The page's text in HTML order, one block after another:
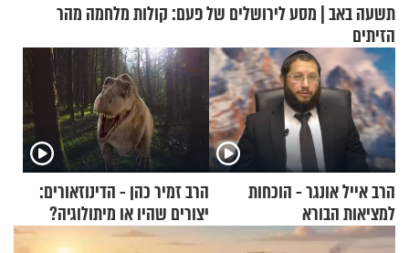
תשעה באב | מסע לירושלים של פעם: קולות מלחמה מהר
הזיתים
הרב אייל אונגר - הוכחות
למציאות הבורא
הרב זמיר כהן - הדינוזאורים:
יצורים שהיו או מיתולוגיה?
חלק א’